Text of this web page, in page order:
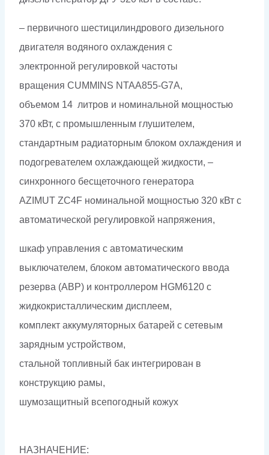
– первичного шестицилиндрового дизельного
двигателя водяного охлаждения с
электронной регулировкой частоты
вращения CUMMINS NTAA855-G7A,
объемом 14 литров и номинальной мощностью
370 кВт, с промышленным глушителем,
стандартным радиаторным блоком охлаждения и
подогревателем охлаждающей жидкости, –
синхронного бесщеточного генератора
AZIMUT ZC4F номинальной мощностью 320 кВт c
автоматической регулировкой напряжения,
шкаф управления с автоматическим
выключателем, блоком автоматического ввода
резерва (АВР) и контроллером HGM6120 с
жидкокристаллическим дисплеем,
комплект аккумуляторных батарей с сетевым
зарядным устройством,
стальной топливный бак интегрирован в
конструкцию рамы,
шумозащитный всепогодный кожух
НАЗНАЧЕНИЕ: